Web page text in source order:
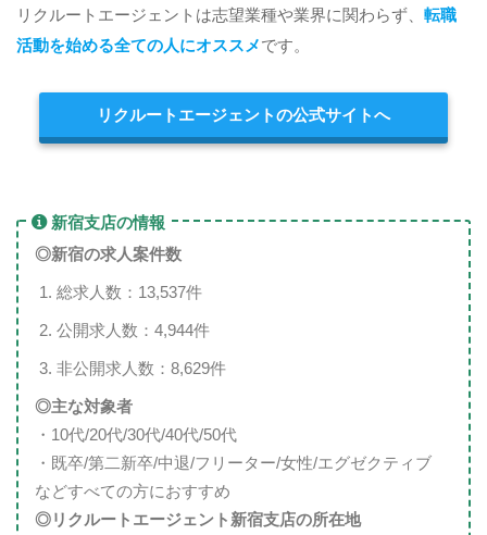
リクルートエージェントは志望業種や業界に関わらず、 転職
活動を始める全ての人にオススメです。
リクルートエージェントの公式サイトへ
新宿支店の情報
◎新宿の求人案件数
総求人数：13,537件
公開求人数：4,944件
非公開求人数：8,629件
◎主な対象者
・10代/20代/30代/40代/50代
・既卒/第二新卒/中退/フリーター/女性/エグゼクティブ
などすべての方におすすめ
◎リクルートエージェント新宿支店の所在地